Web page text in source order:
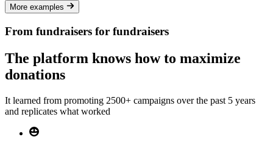
More examples
From fundraisers for fundraisers
The platform knows how to maximize
donations
It learned from promoting 2500+ campaigns over the past 5 years
and replicates what worked